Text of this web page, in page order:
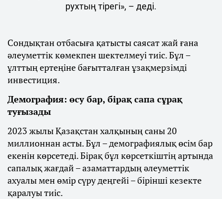
рухтың тірегі», – деді.
Сондықтан отбасыға қатысты саясат жай ғана
әлеуметтік көмекпен шектелмеуі тиіс. Бұл –
ұлттың ертеңіне бағытталған ұзақмерзімді
инвестиция.
Демография: өсу бар, бірақ сапа сұрақ
туғызады
2023 жылы Қазақстан халқының саны 20
миллионнан асты. Бұл – демографиялық өсім бар
екенін көрсетеді. Бірақ бұл көрсеткіштің артында
сапалық жағдай – азаматтардың әлеуметтік
ахуалы мен өмір сүру деңгейі – бірінші кезекте
қаралуы тиіс.